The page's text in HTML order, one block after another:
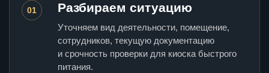
01 Разбираем ситуацию
Уточняем вид деятельности, помещение,
сотрудников, текущую документацию
и срочность проверки для киоска быстрого
питания.